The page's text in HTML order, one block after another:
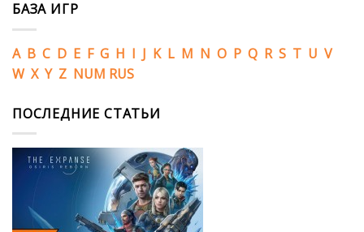
БАЗА ИГР
A B C D E F G H I J K L M N O P Q R S T U V
W X Y Z NUM RUS
ПОСЛЕДНИЕ СТАТЬИ